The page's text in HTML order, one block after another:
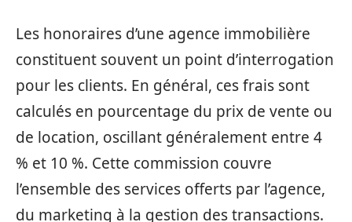
Les honoraires d’une agence immobilière
constituent souvent un point d’interrogation
pour les clients. En général, ces frais sont
calculés en pourcentage du prix de vente ou
de location, oscillant généralement entre 4
% et 10 %. Cette commission couvre
l’ensemble des services offerts par l’agence,
du marketing à la gestion des transactions.